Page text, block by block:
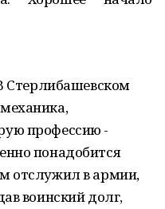
Стерлибашевском
профессию -
понадобится
отслужил в армии,
воинский долг,